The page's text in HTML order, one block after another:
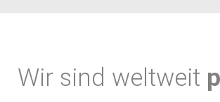
Wir sind weltweit